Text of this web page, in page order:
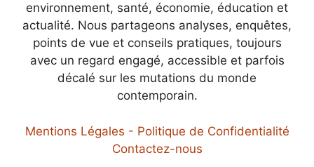
environnement, santé, économie, éducation et
actualité. Nous partageons analyses, enquêtes,
points de vue et conseils pratiques, toujours
avec un regard engagé, accessible et parfois
décalé sur les mutations du monde
contemporain.
Mentions Légales - Politique de Confidentialité
Contactez-nous